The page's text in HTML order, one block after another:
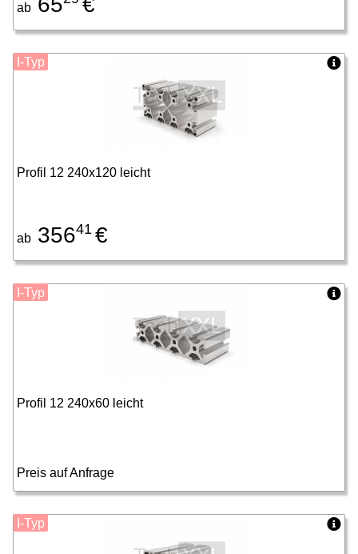
ab
Profil 12 240x120 leicht
ab 35641 €
I-Typ
Profil 12 240x60 leicht
Preis auf Anfrage
I-Typ
I-Typ